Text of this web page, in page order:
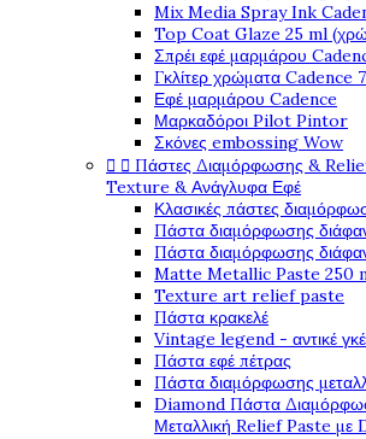
Mix Media Spray Ink
Top Coat Glaze 25 ml
Σπρέι εφέ μαρμάρου
Γκλίτερ χρώματα Cadence
Εφέ μαρμάρου Cadence
Μαρκαδόροι Pilot Pintor
Σκόνες embossing Wow
  Πάστες Διαμόρφωσης &
Texture & Ανάγλυφα Εφέ
Κλασικές πάστες
Πάστα διαμόρφωσης
Πάστα διαμόρφωσης
Matte Metallic Paste 250
Texture art relief paste
Πάστα κρακελέ
Vintage legend - αντικέ
Πάστα εφέ πέτρας
Πάστα διαμόρφωσης
Diamond Πάστα
Μεταλλική Relief Paste